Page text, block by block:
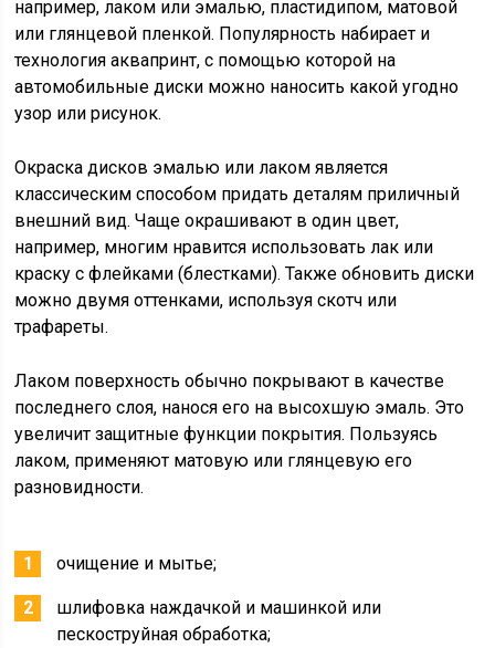
например, лаком или эмалью, пластидипом, матовой
или глянцевой пленкой. Популярность набирает и
технология аквапринт, с помощью которой на
автомобильные диски можно наносить какой угодно
узор или рисунок.
Окраска дисков эмалью или лаком является
классическим способом придать деталям приличный
внешний вид. Чаще окрашивают в один цвет,
например, многим нравится использовать лак или
краску с флейками (блестками). Также обновить диски
можно двумя оттенками, используя скотч или
трафареты.
Лаком поверхность обычно покрывают в качестве
последнего слоя, нанося его на высохшую эмаль. Это
увеличит защитные функции покрытия. Пользуясь
лаком, применяют матовую или глянцевую его
разновидности.
очищение и мытье;
шлифовка наждачкой и машинкой или
пескоструйная обработка;